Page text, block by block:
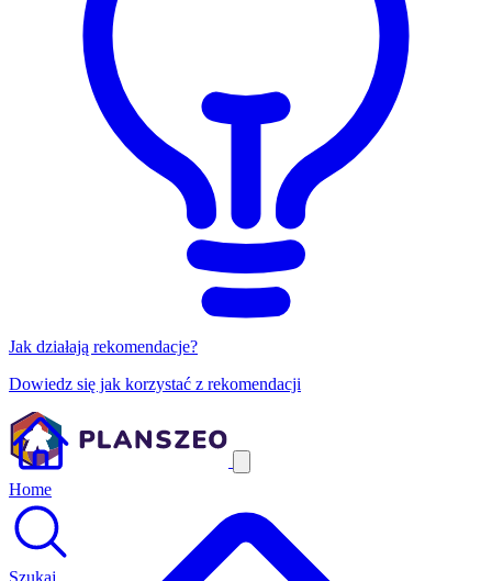
Jak działają rekomendacje?
Dowiedz się jak korzystać z rekomendacji
Home
Szukaj